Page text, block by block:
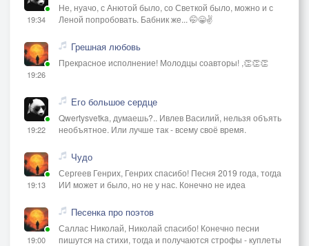
19:34
Не, нуачо, с Анютой было, со Светкой было, можно и с
Леной попробовать. Бабник же... 🤭😁✌️
19:26
Грешная любовь
Прекрасное исполнение! Молодцы соавторы! ,👏👏👏
19:22
Его большое сердце
Qwertysvetka, думаешь?.. Ивлев Василий, нельзя объять
необъятное. Или лучше так - всему своё время.
19:13
Чудо
Сергеев Генрих, Генрих спасибо! Песня 2019 года, тогда
ИИ может и было, но не у нас. Конечно не идеа
19:00
Песенка про поэтов
Саллас Николай, Николай спасибо! Конечно песни
пишутся на стихи, тогда и получаются строфы - куплеты